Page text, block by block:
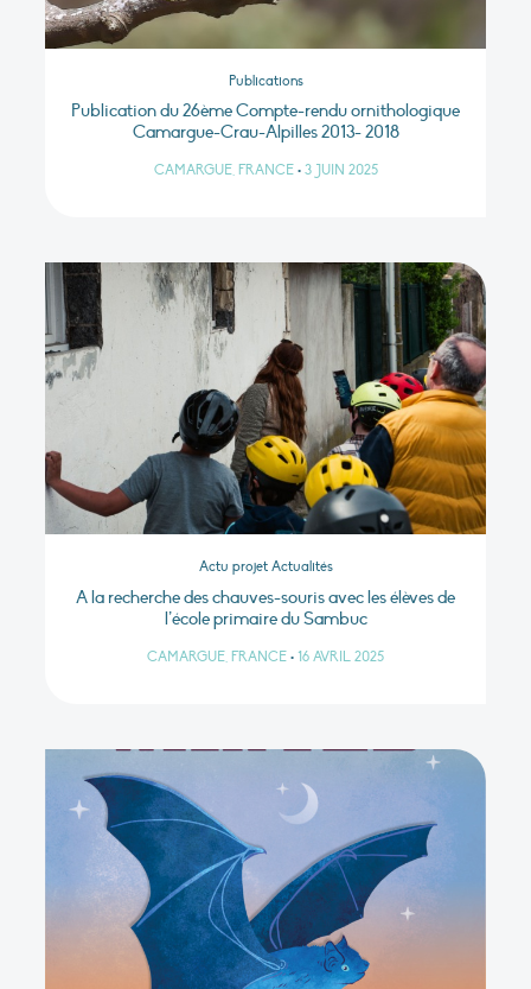
Publications
Publication du 26ème Compte-rendu ornithologique
Camargue-Crau-Alpilles 2013- 2018
CAMARGUE, FRANCE • 3 JUIN 2025
Actu projet Actualités
A la recherche des chauves-souris avec les élèves de
l’école primaire du Sambuc
CAMARGUE, FRANCE • 16 AVRIL 2025